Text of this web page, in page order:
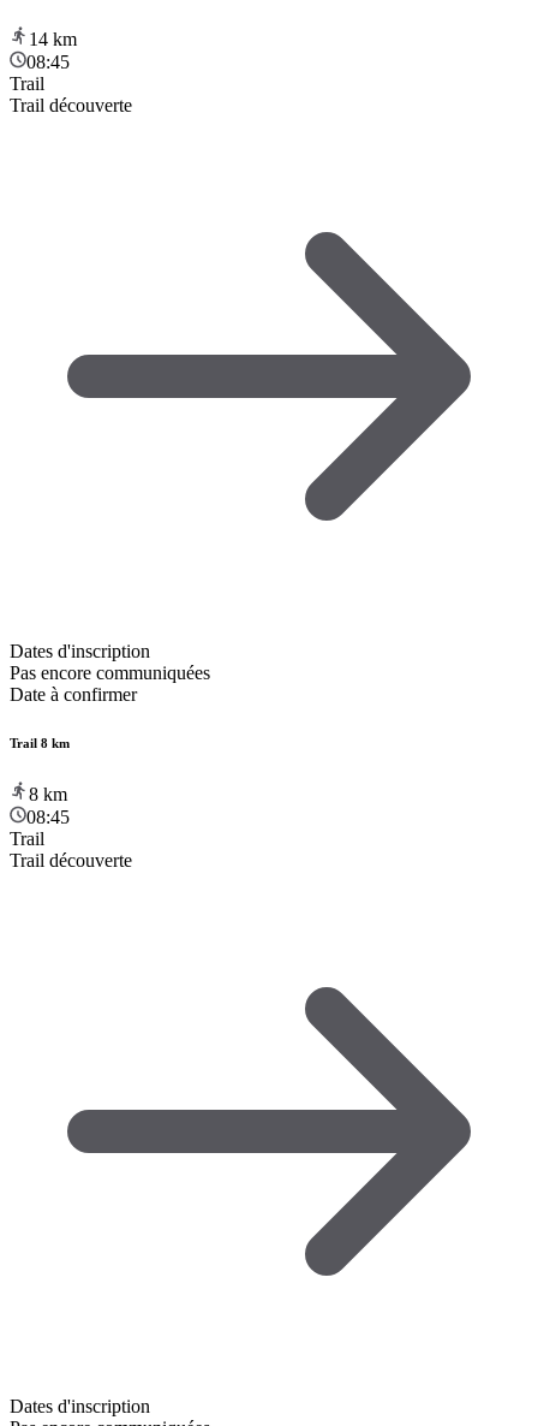
14 km
08:45
Trail
Trail découverte
Dates d'inscription
Pas encore communiquées
Date à confirmer
Trail 8 km
8 km
08:45
Trail
Trail découverte
Dates d'inscription